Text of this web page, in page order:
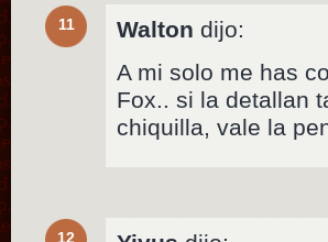
11 Walton dijo:
A mi solo me has
Fox.. si la detallan
chiquilla, vale la
12